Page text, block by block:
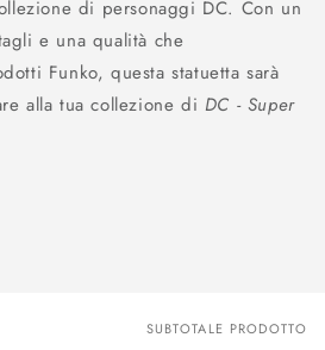
di personaggi DC. Con un
e una qualità che
Funko, questa statuetta sarà
alla tua collezione di DC - Super
SUBTOTALE PRODOTTO